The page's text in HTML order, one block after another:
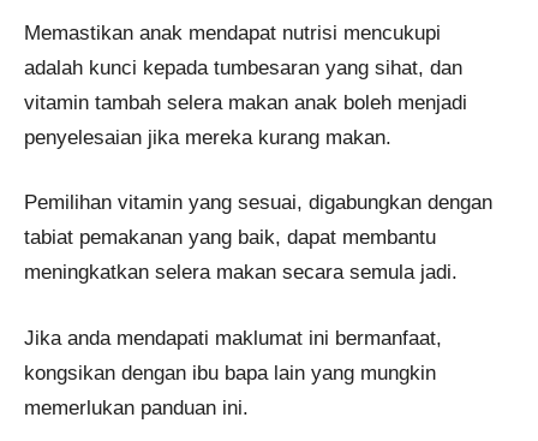
Memastikan anak mendapat nutrisi mencukupi
adalah kunci kepada tumbesaran yang sihat, dan
vitamin tambah selera makan anak boleh menjadi
penyelesaian jika mereka kurang makan.
Pemilihan vitamin yang sesuai, digabungkan dengan
tabiat pemakanan yang baik, dapat membantu
meningkatkan selera makan secara semula jadi.
Jika anda mendapati maklumat ini bermanfaat,
kongsikan dengan ibu bapa lain yang mungkin
memerlukan panduan ini.